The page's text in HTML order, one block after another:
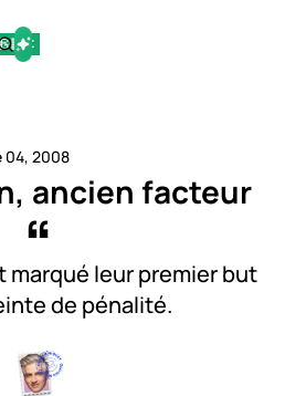
04, 2008
ancien facteur
marqué leur premier but
de pénalité.